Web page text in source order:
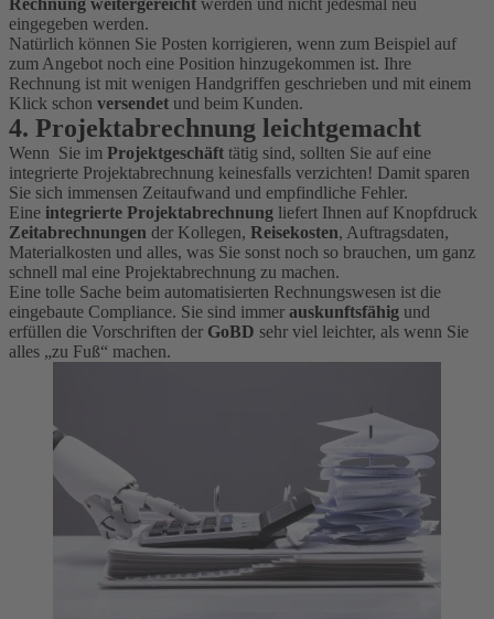
eingegeben werden.
Natürlich können Sie Posten korrigieren, wenn zum Beispiel auf
zum Angebot noch eine Position hinzugekommen ist. Ihre
Rechnung ist mit wenigen Handgriffen geschrieben und mit einem
Klick schon versendet und beim Kunden.
4. Projektabrechnung leichtgemacht
Wenn Sie im Projektgeschäft tätig sind, sollten Sie auf eine
integrierte Projektabrechnung keinesfalls verzichten! Damit sparen
Sie sich immensen Zeitaufwand und empfindliche Fehler.
Eine integrierte Projektabrechnung liefert Ihnen auf Knopfdruck
Zeitabrechnungen der Kollegen, Reisekosten, Auftragsdaten,
Materialkosten und alles, was Sie sonst noch so brauchen, um ganz
schnell mal eine Projektabrechnung zu machen.
Eine tolle Sache beim automatisierten Rechnungswesen ist die
eingebaute Compliance. Sie sind immer auskunftsfähig und
erfüllen die Vorschriften der GoBD sehr viel leichter, als wenn Sie
alles „zu Fuß“ machen.